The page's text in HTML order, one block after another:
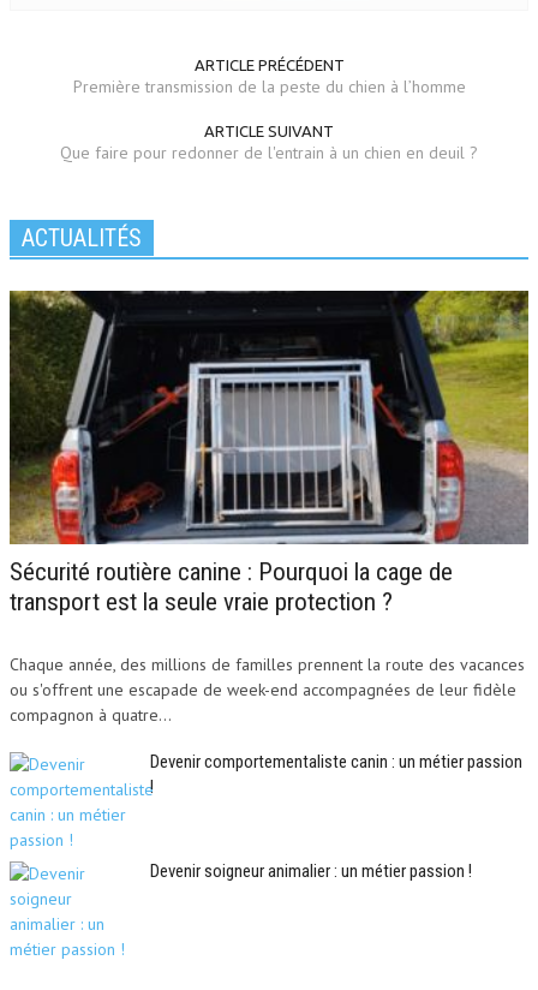
ARTICLE PRÉCÉDENT
Première transmission de la peste du chien à l’homme
ARTICLE SUIVANT
Que faire pour redonner de l'entrain à un chien en deuil ?
ACTUALITÉS
Sécurité routière canine : Pourquoi la cage de
transport est la seule vraie protection ?
Chaque année, des millions de familles prennent la route des vacances
ou s'offrent une escapade de week-end accompagnées de leur fidèle
compagnon à quatre...
Devenir comportementaliste canin : un métier passion
!
Devenir soigneur animalier : un métier passion !